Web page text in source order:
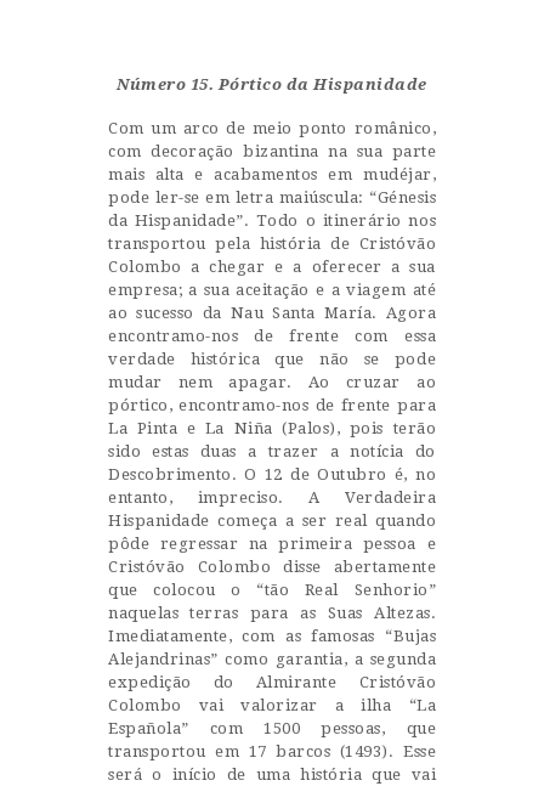
Castillo Monumento Colomares
INICIO
HISTORIA
CONSTRUCCIÓN
FOTOS
Número 15. Pórtico da Hispanidade
Com um arco de meio ponto românico,
com decoração bizantina na sua parte
mais alta e acabamentos em mudéjar,
pode ler-se em letra maiúscula: “Génesis
da Hispanidade”. Todo o itinerário nos
transportou pela história de Cristóvão
Colombo a chegar e a oferecer a sua
empresa; a sua aceitação e a viagem até
ao sucesso da Nau Santa María. Agora
encontramo-nos de frente com essa
verdade histórica que não se pode
mudar nem apagar. Ao cruzar ao
pórtico, encontramo-nos de frente para
La Pinta e La Niña (Palos), pois terão
sido estas duas a trazer a notícia do
Descobrimento. O 12 de Outubro é, no
entanto, impreciso. A Verdadeira
Hispanidade começa a ser real quando
pôde regressar na primeira pessoa e
Cristóvão Colombo disse abertamente
que colocou o “tão Real Senhorio”
naquelas terras para as Suas Altezas.
Imediatamente, com as famosas “Bujas
Alejandrinas” como garantia, a segunda
expedição do Almirante Cristóvão
Colombo vai valorizar a ilha “La
Española” com 1500 pessoas, que
transportou em 17 barcos (1493). Esse
será o início de uma história que vai